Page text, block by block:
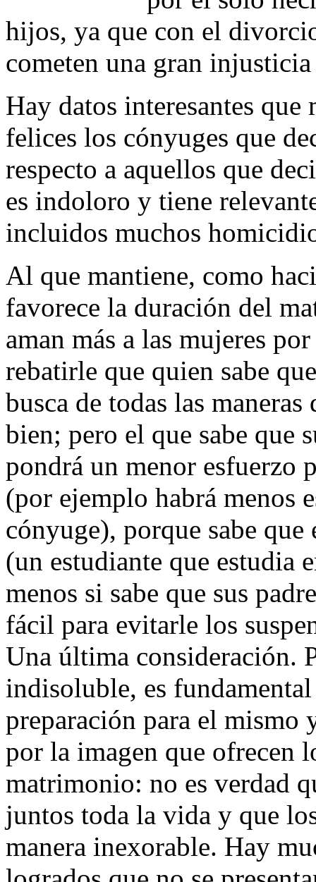
hijos, ya que con el
cometen una gran
Hay datos interesantes que
felices los cónyuges que
respecto a aquellos que
es indoloro y tiene
incluidos muchos
Al que mantiene, como
favorece la duración del
aman más a las mujeres
rebatirle que quien sabe
busca de todas las
bien; pero el que sabe que
pondrá un menor esfuerzo
(por ejemplo habrá menos
cónyuge), porque sabe
(un estudiante que estudia
menos si sabe que sus
fácil para evitarle los
Una última consideración.
indisoluble, es
preparación para el mismo
por la imagen que ofrecen
matrimonio: no es verdad
juntos toda la vida y que
manera inexorable. Hay